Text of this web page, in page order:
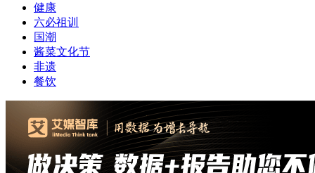
健康
六必祖训
国潮
酱菜文化节
非遗
餐饮